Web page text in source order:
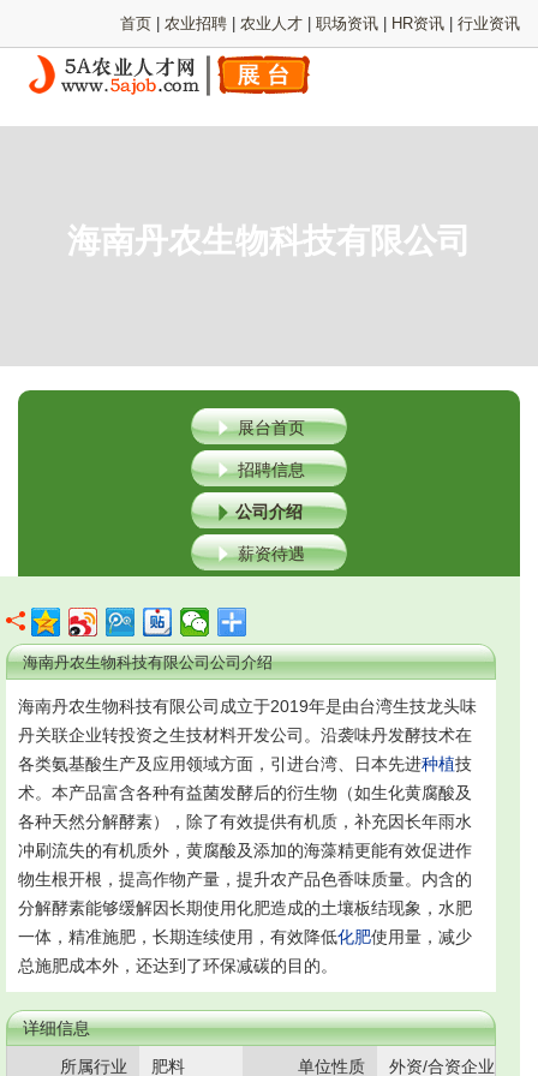
首页 农业招聘 农业人才 职场资讯 HR资讯 行业资讯
海南丹农生物科技有限公司
展台首页
招聘信息
公司介绍
薪资待遇
海南丹农生物科技有限公司公司介绍
海南丹农生物科技有限公司成立于2019年是由台湾生技龙头味
丹关联企业转投资之生技材料开发公司。沿袭味丹发酵技术在
各类氨基酸生产及应用领域方面，引进台湾、日本先进种植技
术。本产品富含各种有益菌发酵后的衍生物（如生化黄腐酸及
各种天然分解酵素），除了有效提供有机质，补充因长年雨水
冲刷流失的有机质外，黄腐酸及添加的海藻精更能有效促进作
物生根开根，提高作物产量，提升农产品色香味质量。内含的
分解酵素能够缓解因长期使用化肥造成的土壤板结现象，水肥
一体，精准施肥，长期连续使用，有效降低化肥使用量，减少
总施肥成本外，还达到了环保减碳的目的。
详细信息
所属行业
肥料 单位性质 外资/合资企业